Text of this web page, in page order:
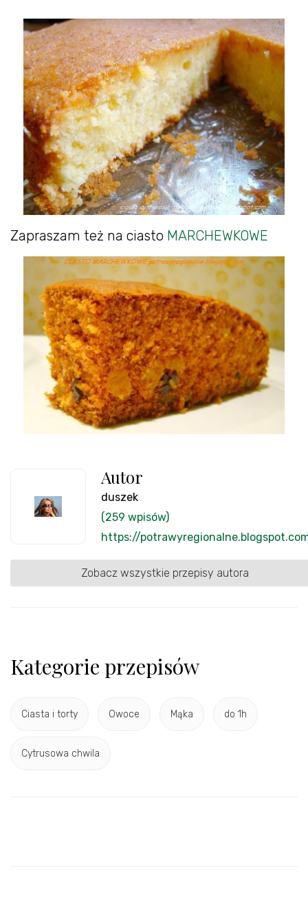
Zapraszam też na ciasto MARCHEWKOWE
Autor
duszek
(259 wpisów)
https://
Zobacz wszystkie przepisy autora
Kategorie przepisów
Ciasta i torty Owoce Mąka do 1h
Cytrusowa chwila